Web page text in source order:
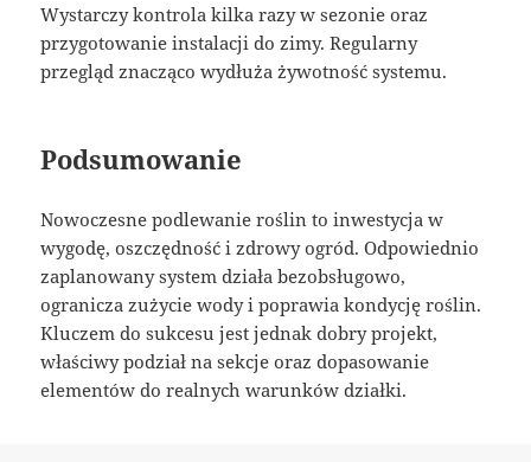
Wystarczy kontrola kilka razy w sezonie oraz
przygotowanie instalacji do zimy. Regularny
przegląd znacząco wydłuża żywotność systemu.
Podsumowanie
Nowoczesne podlewanie roślin to inwestycja w
wygodę, oszczędność i zdrowy ogród. Odpowiednio
zaplanowany system działa bezobsługowo,
ogranicza zużycie wody i poprawia kondycję roślin.
Kluczem do sukcesu jest jednak dobry projekt,
właściwy podział na sekcje oraz dopasowanie
elementów do realnych warunków działki.